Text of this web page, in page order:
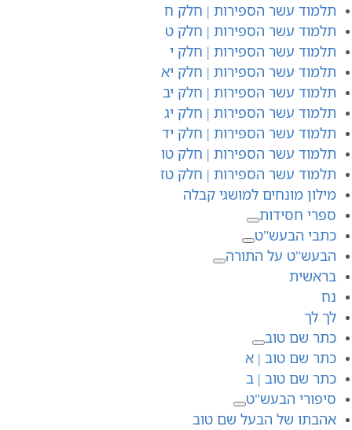
תלמוד עשר הספירות | חלק ח
תלמוד עשר הספירות | חלק ט
תלמוד עשר הספירות | חלק י
תלמוד עשר הספירות | חלק יא
תלמוד עשר הספירות | חלק יב
תלמוד עשר הספירות | חלק יג
תלמוד עשר הספירות | חלק יד
תלמוד עשר הספירות | חלק טו
תלמוד עשר הספירות | חלק טז
מילון מונחים למושגי קבלה
ספרי חסידות
כתבי הבעש"ט
הבעש"ט על התורה
בראשית
נח
לך לך
כתר שם טוב
כתר שם טוב | א
כתר שם טוב | ב
סיפורי הבעש"ט
אהבתו של הבעל שם טוב